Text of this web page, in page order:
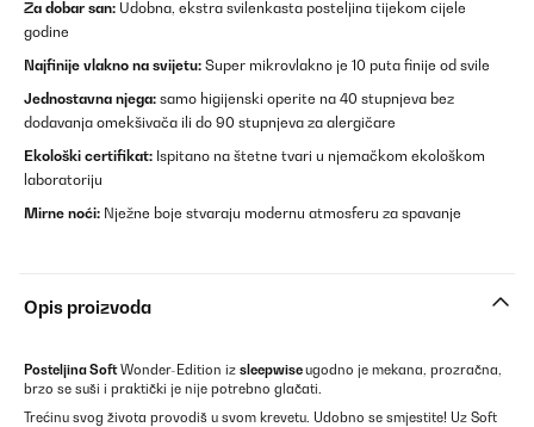
Za dobar san: Udobna, ekstra svilenkasta posteljina tijekom cijele
godine
Najfinije vlakno na svijetu: Super mikrovlakno je 10 puta finije od svile
Jednostavna njega: samo higijenski operite na 40 stupnjeva bez
dodavanja omekšivača ili do 90 stupnjeva za alergičare
Ekološki certifikat: Ispitano na štetne tvari u njemačkom ekološkom
laboratoriju
Mirne noći: Nježne boje stvaraju modernu atmosferu za spavanje
Opis proizvoda
Posteljina SoftWonder-Edition iz sleepwiseugodno je mekana, prozračna,
brzo se suši i praktički je nije potrebno glačati.
Trećinu svog života provodiš u svom krevetu. Udobno se smjestite! Uz Soft